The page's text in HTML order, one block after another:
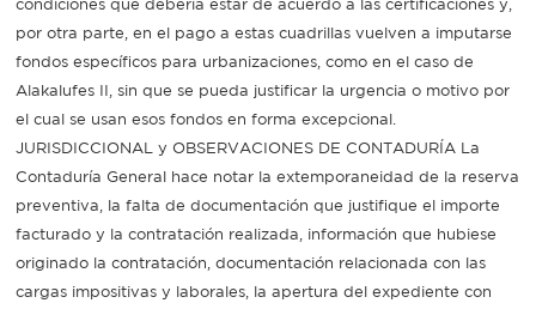
condiciones que debería estar de acuerdo a las certificaciones y,
por otra parte, en el pago a estas cuadrillas vuelven a imputarse
fondos específicos para urbanizaciones, como en el caso de
Alakalufes II, sin que se pueda justificar la urgencia o motivo por
el cual se usan esos fondos en forma excepcional.
JURISDICCIONAL y OBSERVACIONES DE CONTADURÍA La
Contaduría General hace notar la extemporaneidad de la reserva
preventiva, la falta de documentación que justifique el importe
facturado y la contratación realizada, información que hubiese
originado la contratación, documentación relacionada con las
cargas impositivas y laborales, la apertura del expediente con